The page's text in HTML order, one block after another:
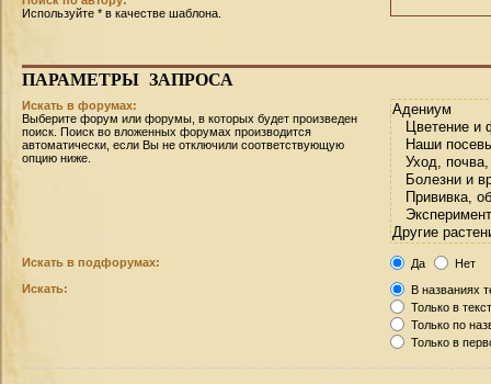
Используйте * в качестве шаблона.
ПАРАМЕТРЫ ЗАПРОСА
Искать в форумах:
Выберите форум или форумы, в которых будет произведен
поиск. Поиск во вложенных форумах производится
автоматически, если Вы не отключили соответствующую
опцию ниже.
Искать в подфорумах: Да
Нет
Искать:
В названиях
Только в
Только по
Только в